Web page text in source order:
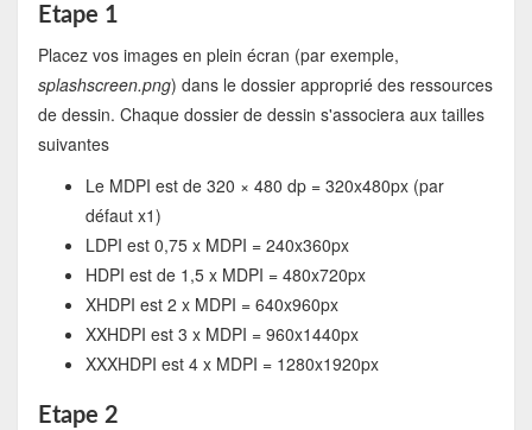
Etape 1
Placez vos images en plein écran (par exemple,
splashscreen.png) dans le dossier approprié des ressources
de dessin. Chaque dossier de dessin s'associera aux tailles
suivantes
Le MDPI est de 320 × 480 dp = 320x480px (par
défaut x1)
LDPI est 0,75 x MDPI = 240x360px
HDPI est de 1,5 x MDPI = 480x720px
XHDPI est 2 x MDPI = 640x960px
XXHDPI est 3 x MDPI = 960x1440px
XXXHDPI est 4 x MDPI = 1280x1920px
Etape 2